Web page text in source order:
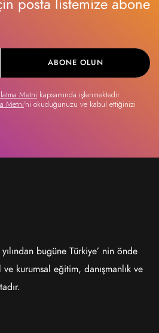
ABONE OLUN
Metni kapsamında işlenmektedir.
Metni'ni okuduğunuzu ve kabul ettiğinizi
bugüne Türkiye’ nin önde
kurumsal eğitim, danışmanlık ve